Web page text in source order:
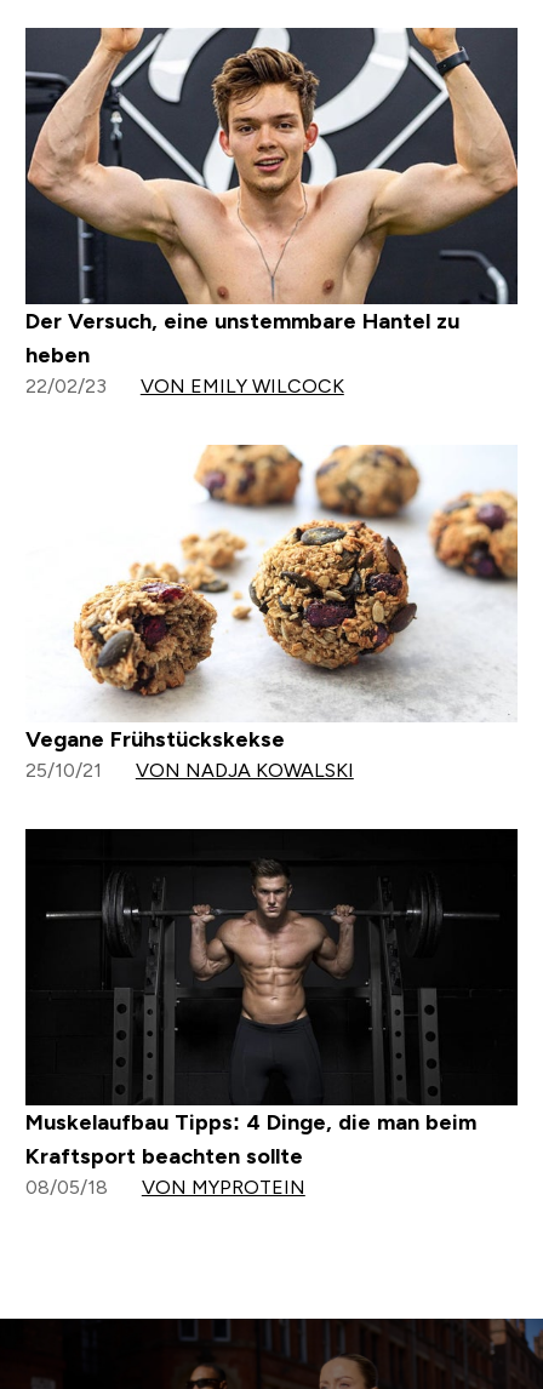
Der Versuch, eine unstemmbare Hantel zu
heben
22/02/23 VON EMILY WILCOCK
Vegane Frühstückskekse
25/10/21 VON NADJA KOWALSKI
Muskelaufbau Tipps: 4 Dinge, die man beim
Kraftsport beachten sollte
08/05/18 VON MYPROTEIN